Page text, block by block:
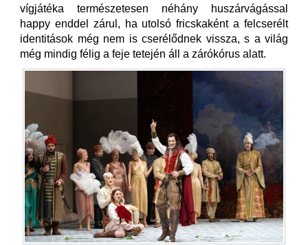
vígjátéka természetesen néhány huszárvágással
happy enddel zárul, ha utolsó fricskaként a felcserélt
identitások még nem is cserélődnek vissza, s a világ
még mindig félig a feje tetején áll a zárókórus alatt.